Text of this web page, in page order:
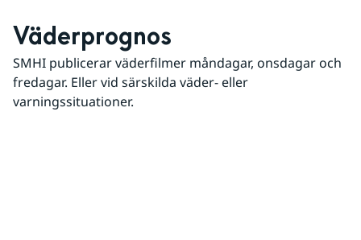
Väderprognos
SMHI publicerar väderfilmer måndagar, onsdagar och
fredagar. Eller vid särskilda väder- eller
varningssituationer.